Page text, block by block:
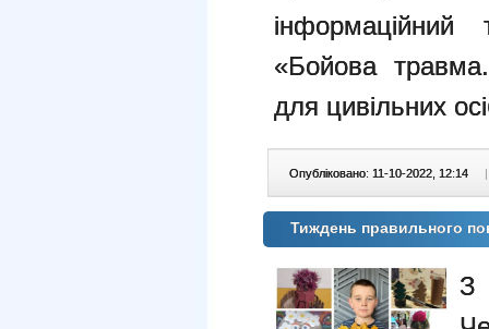
інформаційний
«Бойова
для цивільних
Опубліковано: 11-10-2022, 12:14 |
Тиждень правильного
З